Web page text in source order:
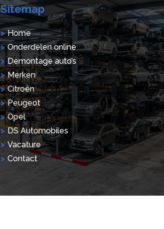
Sitemap
Home
Onderdelen online
Demontage auto’s
Merken
Citroën
Peugeot
Opel
DS Automobiles
Vacature
Contact